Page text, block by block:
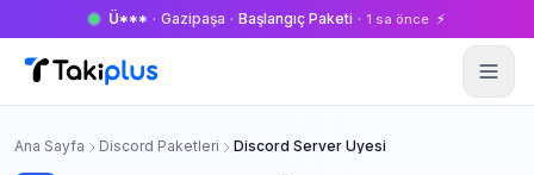
Ü*** · Gazipaşa · Başlangıç Paketi · 1 sa önce ⚡
Anasayfa
Ana Sayfa Discord Paketleri Discord Server Üyesi